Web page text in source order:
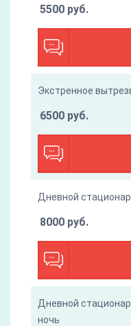
5500 руб.
Экстренное
6500 руб.
Дневной
8000 руб.
Дневной
ночь